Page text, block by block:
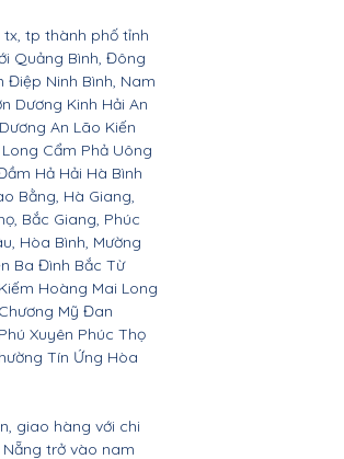
tp thành phố tỉnh
Quảng Bình, Đông
Điệp Ninh Bình, Nam
Dương Kinh Hải An
An Lão Kiến
Cẩm Phả Uông
Hả Hải Hà Bình
Bằng, Hà Giang,
Bắc Giang, Phúc
Hòa Bình, Mường
Ba Đình Bắc Từ
Hoàng Mai Long
Mỹ Đan
Xuyên Phúc Thọ
Tín Ứng Hòa
giao hàng với chi
trở vào nam